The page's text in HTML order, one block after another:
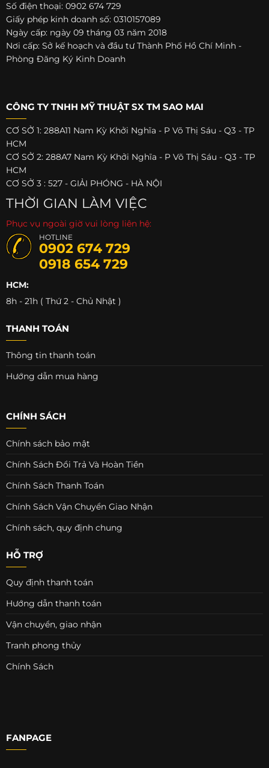
Số điện thoại: 0902 674 729
Giấy phép kinh doanh số: 0310157089
Ngày cấp: ngày 09 tháng 03 năm 2018
Nơi cấp: Sở kế hoạch và đầu tư Thành Phố Hồ Chí Minh -
Phòng Đăng Ký Kinh Doanh
CÔNG TY TNHH MỸ THUẬT SX TM SAO MAI
CƠ SỞ 1: 288A11 Nam Kỳ Khởi Nghĩa - P Võ Thị Sáu - Q3 - TP
HCM
CƠ SỞ 2: 288A7 Nam Kỳ Khởi Nghĩa - P Võ Thị Sáu - Q3 - TP
HCM
CƠ SỞ 3 : 527 - GIẢI PHÓNG - HÀ NỘI
THỜI GIAN LÀM VIỆC
Phục vụ ngoài giờ vui lòng liên hệ:
HOTLINE
0902 674 729
0918 654 729
HCM:
8h - 21h ( Thứ 2 - Chủ Nhật )
THANH TOÁN
Thông tin thanh toán
Hướng dẫn mua hàng
CHÍNH SÁCH
Chính sách bảo mật
Chính Sách Đổi Trả Và Hoàn Tiền
Chính Sách Thanh Toán
Chính Sách Vận Chuyển Giao Nhận
Chính sách, quy định chung
HỖ TRỢ
Quy định thanh toán
Hướng dẫn thanh toán
Vận chuyển, giao nhận
Tranh phong thủy
Chính Sách
FANPAGE